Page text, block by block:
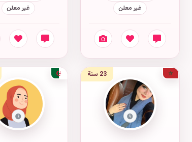
غير معلن
غير معلن
23 سنة